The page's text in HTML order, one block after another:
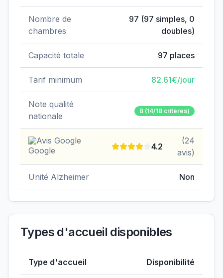
Nombre de
chambres
97 (97 simples, 0
doubles)
Capacité totale 97 places
Tarif minimum 82.61€/jour
Note qualité
nationale
B (14/18 critères)
Avis Google
4.2
(24
avis)
Unité Alzheimer Non
Types d'accueil disponibles
Type d'accueil Disponibilité